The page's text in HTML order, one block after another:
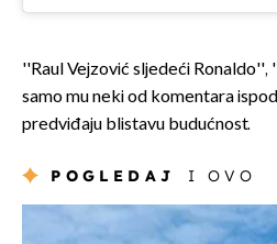
''Raul Vejzović sljedeći
samo mu neki od komentara
predviđaju blistavu budućnost.
POGLEDAJ I OVO